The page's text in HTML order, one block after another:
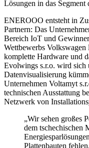
Lösungen in das Segment
ENEROOO entsteht in
Partnern: Das
Bereich IoT und
Wettbewerbs Volkswagen
komplette Hardware und
Evolwings s.r.o. wird sich
Datenvisualisierung
Unternehmen Voltamyt
technischen Ausstattung
Netzwerk von
„Wir sehen großes
dem tschechischen
Plattenbauten